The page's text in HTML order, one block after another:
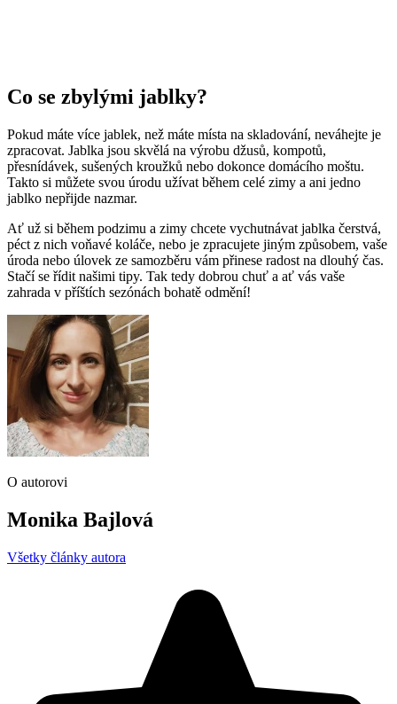
Co se zbylými jablky?
Pokud máte více jablek, než máte místa na skladování, neváhejte je
zpracovat. Jablka jsou skvělá na výrobu džusů, kompotů,
přesnídávek, sušených kroužků nebo dokonce domácího moštu.
Takto si můžete svou úrodu užívat během celé zimy a ani jedno
jablko nepřijde nazmar.
Ať už si během podzimu a zimy chcete vychutnávat jablka čerstvá,
péct z nich voňavé koláče, nebo je zpracujete jiným způsobem, vaše
úroda nebo úlovek ze samozběru vám přinese radost na dlouhý čas.
Stačí se řídit našimi tipy. Tak tedy dobrou chuť a ať vás vaše
zahrada v příštích sezónách bohatě odmění!
O autorovi
Monika Bajlová
Všetky články autora